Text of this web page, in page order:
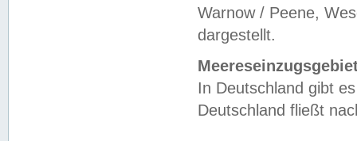
Warnow / Peene,
dargestellt.
In Deutschland gibt
Deutschland fließt